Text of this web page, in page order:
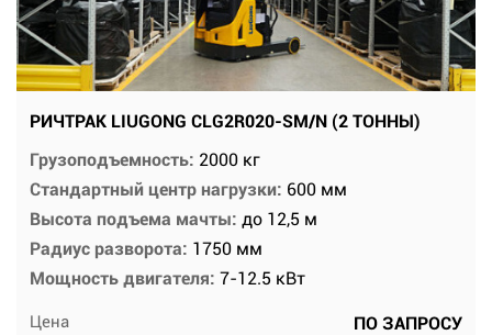
РИЧТРАК LIUGONG CLG2R020-SM/N (2 ТОННЫ)
Грузоподъемность: 2000 кг
Стандартный центр нагрузки: 600 мм
Высота подъема мачты: до 12,5 м
Радиус разворота: 1750 мм
Мощность двигателя: 7-12.5 кВт
Цена ПО ЗАПРОСУ